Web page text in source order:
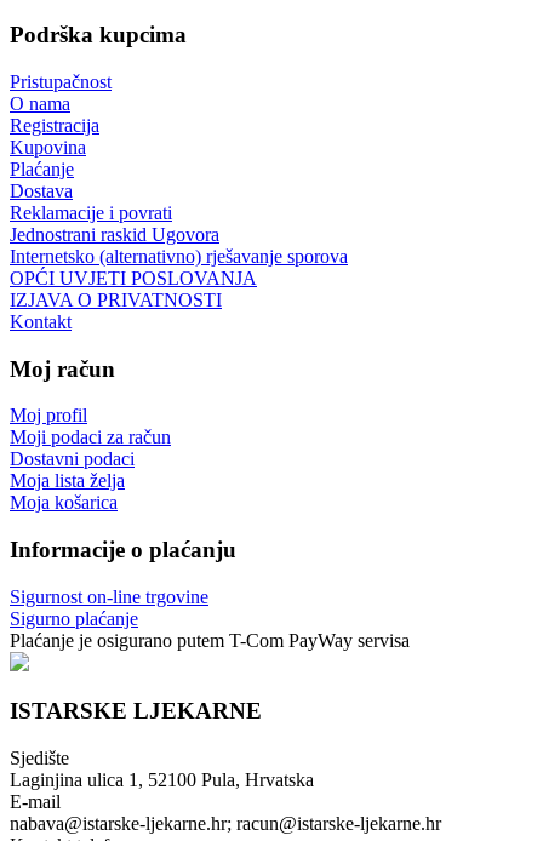
Podrška kupcima
Pristupačnost
O nama
Registracija
Kupovina
Plaćanje
Dostava
Reklamacije i povrati
Jednostrani raskid Ugovora
Internetsko (alternativno) rješavanje sporova
OPĆI UVJETI POSLOVANJA
IZJAVA O PRIVATNOSTI
Kontakt
Moj račun
Moj profil
Moji podaci za račun
Dostavni podaci
Moja lista želja
Moja košarica
Informacije o plaćanju
Sigurnost on-line trgovine
Sigurno plaćanje
Plaćanje je osigurano putem T-Com PayWay servisa
ISTARSKE LJEKARNE
Sjedište
Laginjina ulica 1, 52100 Pula, Hrvatska
E-mail
nabava@istarske-ljekarne.hr; racun@istarske-ljekarne.hr